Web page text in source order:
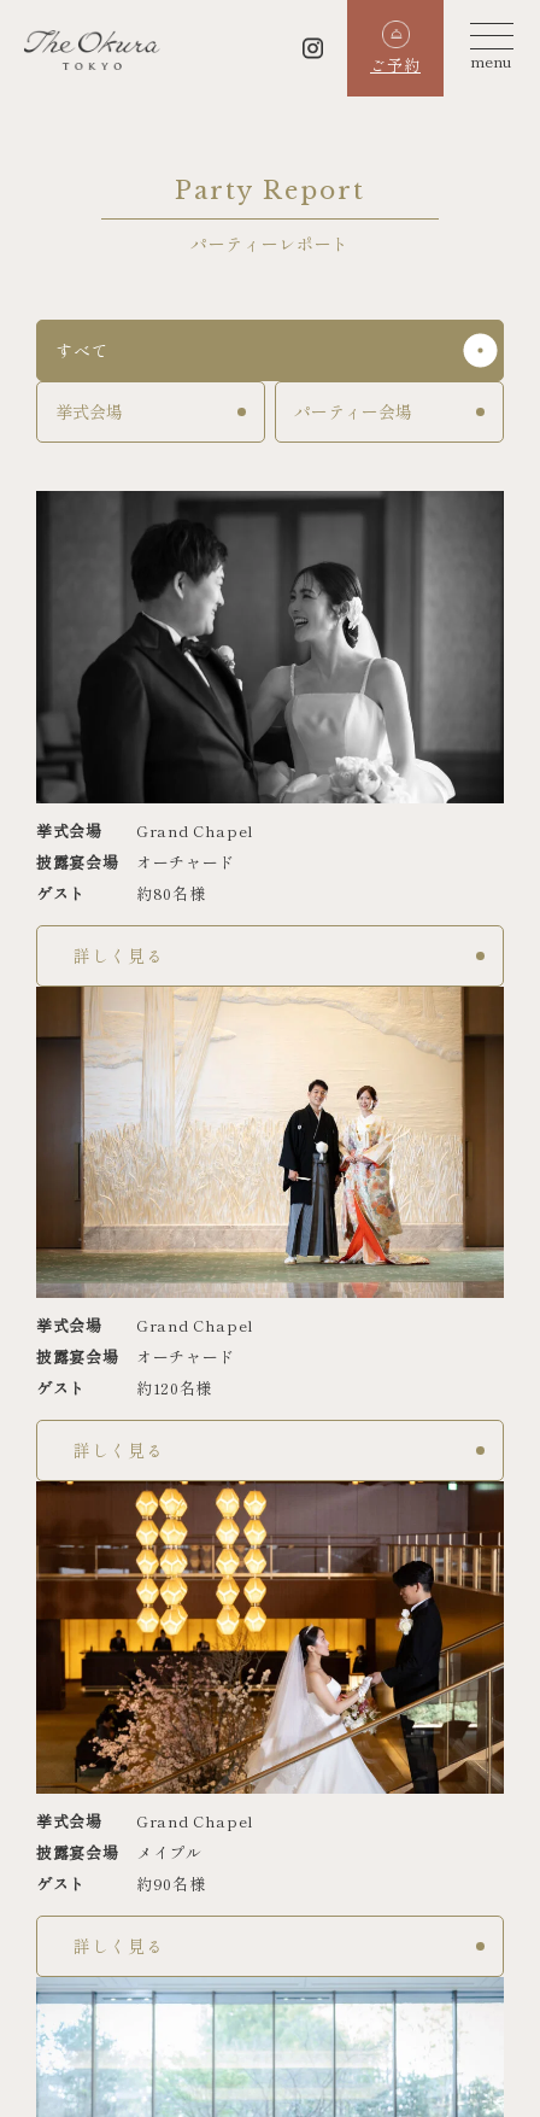
menu
ご予約
Party Report
パーティーレポート
すべて
挙式会場
Grand Chapel
披露宴会場
オーチャード
ゲスト
約80名様
詳しく見る
挙式会場
Grand Chapel
披露宴会場
オーチャード
ゲスト
約120名様
詳しく見る
挙式会場
Grand Chapel
披露宴会場
メイプル
ゲスト
約90名様
詳しく見る